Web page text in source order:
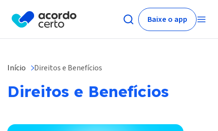
Baixe o app
Início Direitos e Benefícios
Direitos e Benefícios